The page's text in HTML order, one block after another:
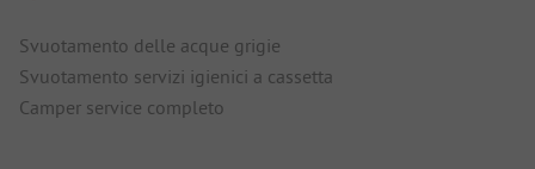
Svuotamento delle acque grigie
Svuotamento servizi igienici a cassetta
Camper service completo